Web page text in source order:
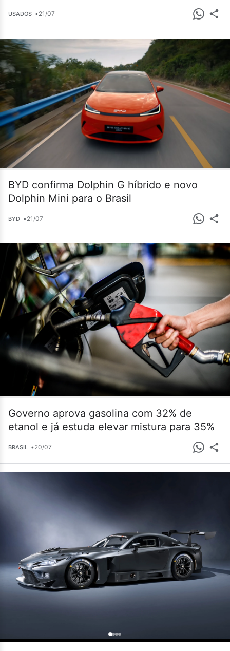
USADOS •21/07
BYD confirma Dolphin G híbrido e novo
Dolphin Mini para o Brasil
BYD •21/07
Governo aprova gasolina com 32% de
etanol e já estuda elevar mistura para 35%
BRASIL •20/07